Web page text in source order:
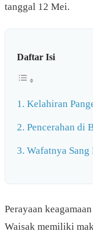
tanggal 12 Mei.
Daftar Isi
1. Kelahiran
2. Pencerahan di
3. Wafatnya
Perayaan
Waisak memiliki